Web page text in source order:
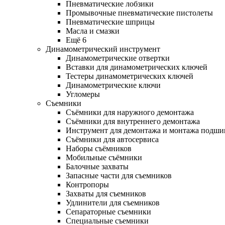
Пневматические лобзики
Промывочные пневматические пистолеты
Пневматические шприцы
Масла и смазки
Ещё 6
Динамометрический инструмент
Динамометрические отвертки
Вставки для динамометрических ключей
Тестеры динамометрических ключей
Динамометрические ключи
Угломеры
Съемники
Съёмники для наружного демонтажа
Съёмники для внутреннего демонтажа
Инструмент для демонтажа и монтажа
Съёмники для автосервиса
Наборы съёмников
Мобильные съёмники
Балочные захваты
Запасные части для съемников
Контропоры
Захваты для съемников
Удлинители для съемников
Сепараторные съемники
Специальные съемники